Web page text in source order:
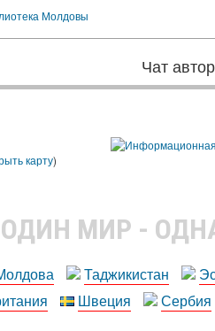
Молдовы
Чат
карту)
МИР -
Таджикистан
Швеция Сербия